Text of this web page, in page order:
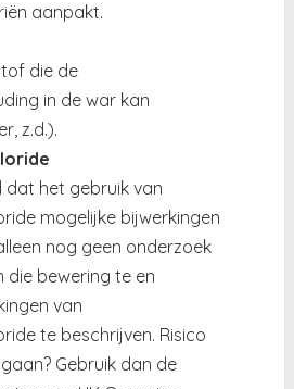
aanpakt.
die de
in de war kan
z.d.).
dat het gebruik van
mogelijke bijwerkingen
nog geen onderzoek
bewering te en
van
te beschrijven. Risico
Gebruik dan de